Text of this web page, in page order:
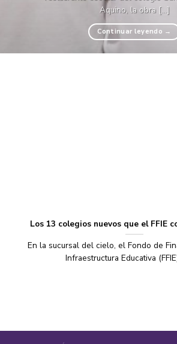
Aquino, la obra [...]
Continuar leyendo →
Los 13 colegios nuevos que el FFIE
En la sucursal del cielo, el Fondo de
Infraestructura Educativa